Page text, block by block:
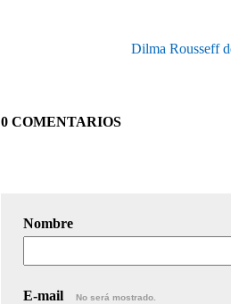
Dilma Rousseff
0 COMENTARIOS
Nombre
E-mail No será mostrado.